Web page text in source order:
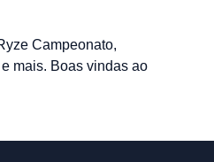
Campeonato,
mais. Boas vindas ao